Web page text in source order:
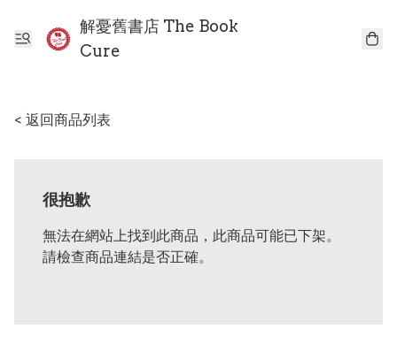
解憂舊書店 The Book
Cure
< 返回商品列表
很抱歉
無法在網站上找到此商品，此商品可能已下架。
請檢查商品連結是否正確。